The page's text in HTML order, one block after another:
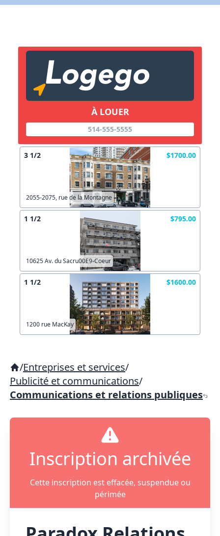
À LOUER
514-555-5555
3 1/2 $1700.00
2055-2075, rue de la Montagne
1 1/2 $795.00
10625 Av. du Sacru00E9-Coeur
1 1/2 $1600.00
1200 rue MacKay
/Entreprises et services/
Publicité et communications/
Communications et relations publiques
Inscription archivée
Cette inscription est effacée, suspendue ou
périmée
X Fermer
Lien vers inscription (sera inclus dans courriel)
Copier lien